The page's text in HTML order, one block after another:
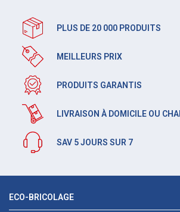
PLUS DE 20 000 PRODUITS
MEILLEURS PRIX
PRODUITS GARANTIS
LIVRAISON À DOMICILE OU
SAV 5 JOURS SUR 7
ECO-BRICOLAGE